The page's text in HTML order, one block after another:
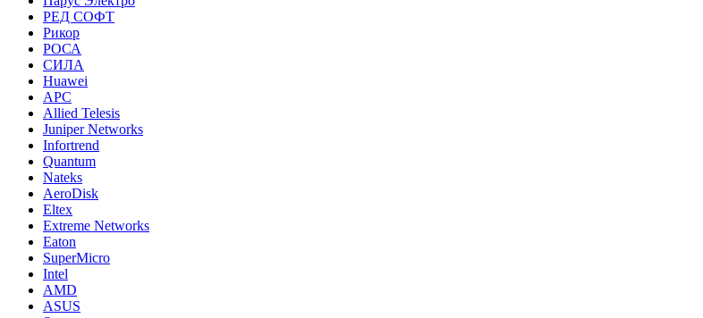
РЕД СОФТ
Рикор
РОСА
СИЛА
Huawei
APC
Allied Telesis
Juniper Networks
Infortrend
Quantum
Nateks
AeroDisk
Eltex
Extreme Networks
Eaton
SuperMicro
Intel
AMD
ASUS